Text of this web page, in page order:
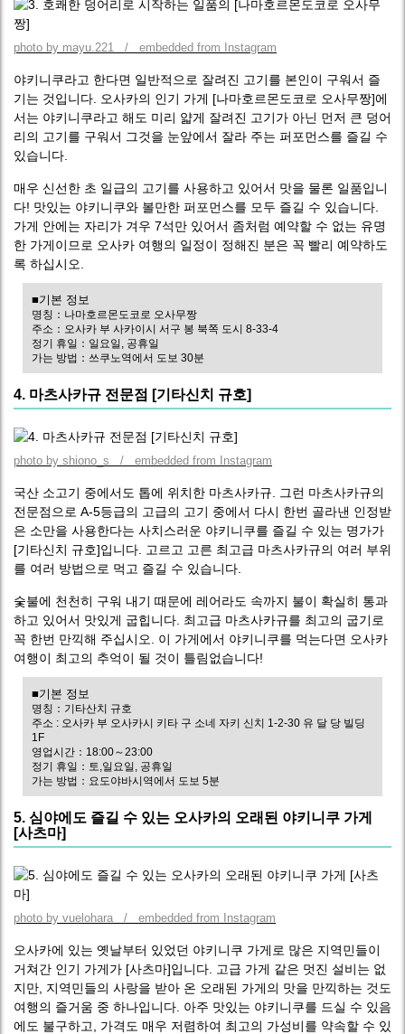
photo by mayu.221 / embedded from Instagram
야키니쿠라고 한다면 일반적으로 잘려진 고기를 본인이 구워서 즐
기는 것입니다. 오사카의 인기 가게 [나마호르몬도코로 오사무짱]에
서는 야키니쿠라고 해도 미리 얇게 잘려진 고기가 아닌 먼저 큰 덩어
리의 고기를 구워서 그것을 눈앞에서 잘라 주는 퍼포먼스를 즐길 수
있습니다.
매우 신선한 초 일급의 고기를 사용하고 있어서 맛을 물론 일품입니
다! 맛있는 야키니쿠와 볼만한 퍼포먼스를 모두 즐길 수 있습니다.
가게 안에는 자리가 겨우 7석만 있어서 좀처럼 예약할 수 없는 유명
한 가게이므로 오사카 여행의 일정이 정해진 분은 꼭 빨리 예약하도
록 하십시오.
■기본 정보
명칭：나마호르몬도코로 오사무짱
주소：오사카 부 사카이시 서구 봉 북쪽 도시 8-33-4
정기 휴일：일요일, 공휴일
가는 방법：쓰쿠노역에서 도보 30분
4. 마츠사카규 전문점 [기타신치 규호]
photo by shiono_s / embedded from Instagram
국산 소고기 중에서도 톱에 위치한 마츠사카규. 그런 마츠사카규의
전문점으로 A-5등급의 고급의 고기 중에서 다시 한번 골라낸 인정받
은 소만을 사용한다는 사치스러운 야키니쿠를 즐길 수 있는 명가가
[기타신치 규호]입니다. 고르고 고른 최고급 마츠사카규의 여러 부위
를 여러 방법으로 먹고 즐길 수 있습니다.
숯불에 천천히 구워 내기 때문에 레어라도 속까지 불이 확실히 통과
하고 있어서 맛있게 굽힙니다. 최고급 마츠사카규를 최고의 굽기로
꼭 한번 만끽해 주십시오. 이 가게에서 야키니쿠를 먹는다면 오사카
여행이 최고의 추억이 될 것이 틀림없습니다!
■기본 정보
명칭：기타산치 규호
주소 : 오사카 부 오사카시 키타 구 소네 자키 신치 1-2-30 유 달 당 빌딩
1F
영업시간：18:00～23:00
정기 휴일：토,일요일, 공휴일
가는 방법：요도야바시역에서 도보 5분
5. 심야에도 즐길 수 있는 오사카의 오래된 야키니쿠 가게
[사츠마]
photo by vuelohara / embedded from Instagram
오사카에 있는 옛날부터 있었던 야키니쿠 가게로 많은 지역민들이
거쳐간 인기 가게가 [사츠마]입니다. 고급 가게 같은 멋진 설비는 없
지만, 지역민들의 사랑을 받아 온 오래된 가게의 맛을 만끽하는 것도
여행의 즐거움 중 하나입니다. 아주 맛있는 야키니쿠를 드실 수 있음
에도 불구하고, 가격도 매우 저렴하여 최고의 가성비를 약속할 수 있